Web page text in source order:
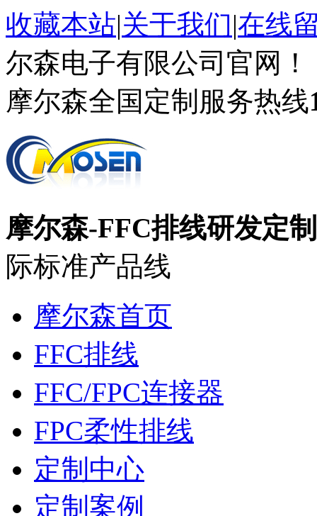
收藏本站|关于我们|在线
尔森电子有限公司官网！
摩尔森全国定制服务热线
摩尔森-FFC排线研发定
际标准产品线
摩尔森首页
FFC排线
FFC/FPC连接器
FPC柔性排线
定制中心
定制案例